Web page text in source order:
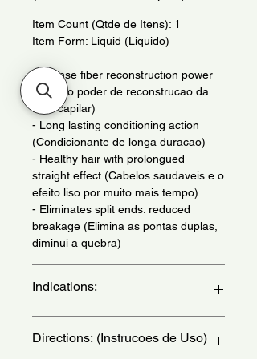
Item Count (Qtde de Itens): 1
Item Form: Liquid (Liquido)
- Intense fiber reconstruction power
(Intenso poder de reconstrucao da
fibra capilar)
- Long lasting conditioning action
(Condicionante de longa duracao)
- Healthy hair with prolongued
straight effect (Cabelos saudaveis e o
efeito liso por muito mais tempo)
- Eliminates split ends. reduced
breakage (Elimina as pontas duplas,
diminui a quebra)
Indications:
(Indicado para cabelos quimicamente
Directions: (Instrucoes de Uso)